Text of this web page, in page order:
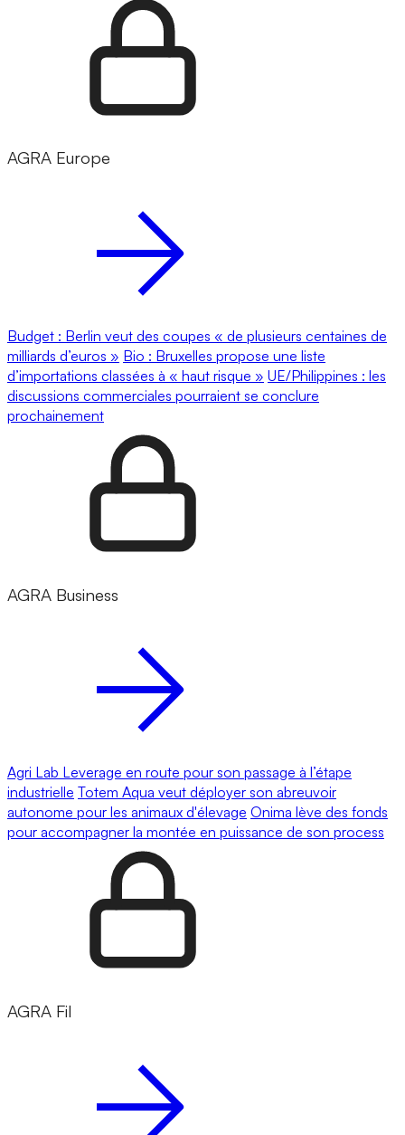
AGRA Europe
Budget : Berlin veut des coupes « de plusieurs centaines de
milliards d’euros » Bio : Bruxelles propose une liste
d’importations classées à « haut risque » UE/Philippines : les
discussions commerciales pourraient se conclure
prochainement
AGRA Business
Agri Lab Leverage en route pour son passage à l’étape
industrielle Totem Aqua veut déployer son abreuvoir
autonome pour les animaux d'élevage Onima lève des fonds
pour accompagner la montée en puissance de son process
AGRA Fil